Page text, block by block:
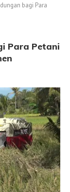
bagi Para
Para Petani